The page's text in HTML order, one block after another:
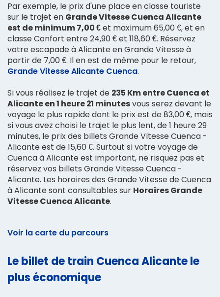
Par exemple, le prix d'une place en classe touriste
sur le trajet en Grande Vitesse Cuenca Alicante
est de minimum 7,00 €et maximum 65,00 €, et en
classe Confort entre 24,90 € et 118,60 €. Réservez
votre escapade à Alicante en Grande Vitesse à
partir de 7,00 €. Il en est de même pour le retour,
Grande Vitesse Alicante Cuenca.
Si vous réalisez le trajet de 235 Km entre Cuenca et
Alicante en 1 heure 21 minutesvous serez devant le
voyage le plus rapide dont le prix est de 83,00 €, mais
si vous avez choisi le trajet le plus lent, de 1 heure 29
minutes, le prix des billets Grande Vitesse Cuenca -
Alicante est de 15,60 €. Surtout si votre voyage de
Cuenca à Alicante est important, ne risquez pas et
réservez vos billets Grande Vitesse Cuenca -
Alicante. Les horaires des Grande Vitesse de Cuenca
à Alicante sont consultables sur Horaires Grande
Vitesse Cuenca Alicante.
Voir la carte du parcours
Le billet de train Cuenca Alicante le
plus économique